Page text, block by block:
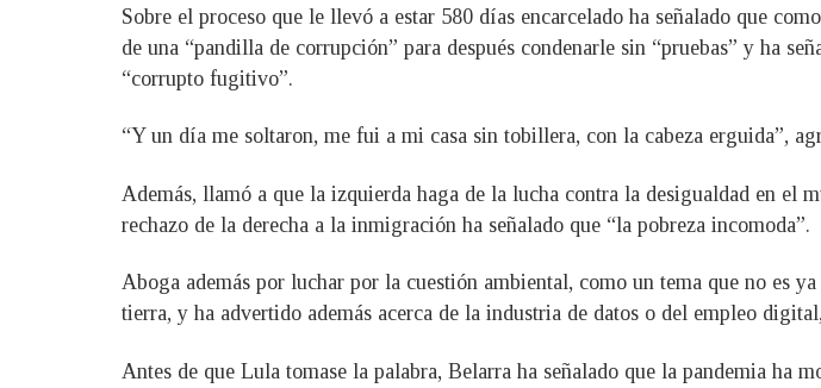
Sobre el proceso que le llevó a estar 580 días encarcelado ha señalado que
de una “pandilla de corrupción” para después condenarle sin “pruebas” y ha
“corrupto fugitivo”.
“Y un día me soltaron, me fui a mi casa sin tobillera, con la cabeza erguida”,
Además, llamó a que la izquierda haga de la lucha contra la desigualdad en el
rechazo de la derecha a la inmigración ha señalado que “la pobreza incomoda”.
Aboga además por luchar por la cuestión ambiental, como un tema que no es
tierra, y ha advertido además acerca de la industria de datos o del empleo
Antes de que Lula tomase la palabra, Belarra ha señalado que la pandemia ha